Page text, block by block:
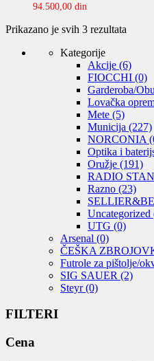
94.500,00 din
Prikazano je svih 3 rezultata
od
niže
ka
višoj
Kategorije
Akcije (6)
FIOCCHI (0)
Garderoba/
Lovačka
Mete (5)
Municija (227)
NORCONIA
Optika i
Oružje (191)
RADIO
Razno (23)
Uncategorized
UTG (0)
Arsenal (0)
ČEŠKA
Futrole za pištolje/
SIG SAUER (2)
Steyr(0)
FILTERI
Cena